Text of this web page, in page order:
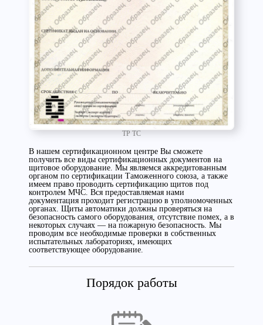
ТР ТС
В нашем сертификационном центре Вы сможете
получить все виды сертификационных документов на
щитовое оборудование. Мы являемся аккредитованным
органом по сертификации Таможенного союза, а также
имеем право проводить сертификацию щитов под
контролем МЧС. Вся предоставляемая нами
документация проходит регистрацию в уполномоченных
органах. Щиты автоматики должны проверяться на
безопасность самого оборудования, отсутствие помех, а в
некоторых случаях — на пожарную безопасность. Мы
проводим все необходимые проверки в собственных
испытательных лабораториях, имеющих
соответствующее оборудование.
Порядок работы